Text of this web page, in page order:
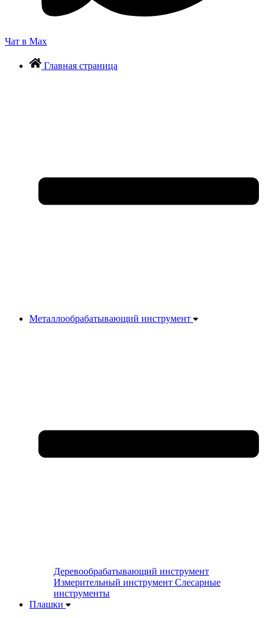
Чат в Max
Главная страница
Металлообрабатывающий инструмент
Деревообрабатывающий инструмент
Измерительный инструмент Слесарные
инструменты
Плашки